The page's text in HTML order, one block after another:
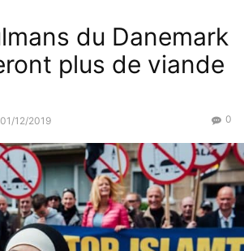
du Danemark
plus de viande
01/12/2019 0